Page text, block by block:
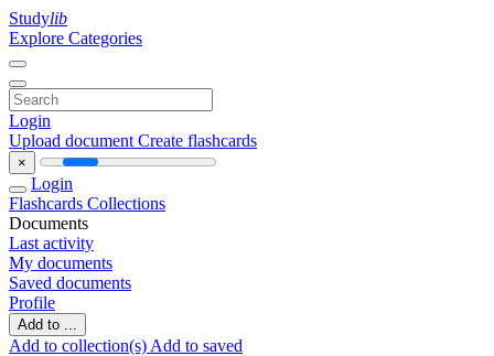
Studylib
Explore Categories
Login
Upload document Create flashcards
×
Login
Flashcards Collections
Documents
Last activity
My documents
Saved documents
Profile
Add to ...
Add to collection(s) Add to saved